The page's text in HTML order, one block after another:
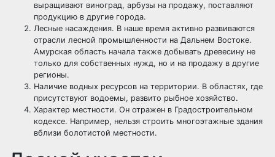
выращивают виноград, арбузы на продажу, поставляют
продукцию в другие города.
Лесные насаждения. В наше время активно развиваются
отрасли лесной промышленности на Дальнем Востоке.
Амурская область начала также добывать древесину не
только для собственных нужд, но и на продажу в другие
регионы.
Наличие водных ресурсов на территории. В областях, где
присутствуют водоемы, развито рыбное хозяйство.
Характер местности. Он отражен в Градостроительном
кодексе. Например, нельзя строить многоэтажные здания
вблизи болотистой местности.